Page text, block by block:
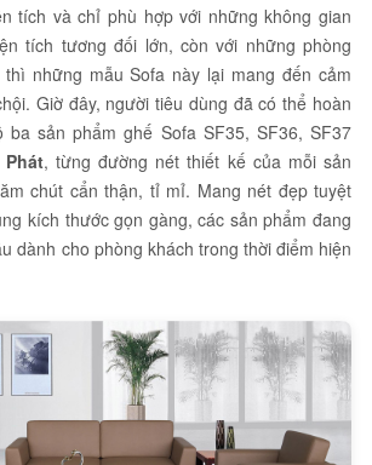
tích và chỉ phù hợp với những không gian
tích tương đối lớn, còn với những phòng
những mẫu Sofa này lại mang đến cảm
Giờ đây, người tiêu dùng đã có thể hoàn
sản phẩm ghế Sofa SF35, SF36, SF37
, từng đường nét thiết kế của mỗi sản
chút cẩn thận, tỉ mỉ. Mang nét đẹp tuyệt
kích thước gọn gàng, các sản phẩm đang
dành cho phòng khách trong thời điểm hiện